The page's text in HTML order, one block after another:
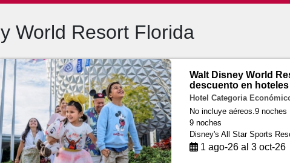
World Resort Florida
Walt Disney World
descuento en hoteles
Hotel Categoria
No incluye aéreos.9 noches
9 noches
Disney's All Star Sports
1 ago-26 al 3 oct-26